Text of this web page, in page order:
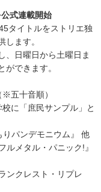
式連載開始
タイトルをストリエ独
します。
、日曜日から土曜日ま
できます。
五十音順）
に「庶民サンプル」と
りパンデモニウム』 他
ルメタル・パニック!』
ンクレスト・リプレ